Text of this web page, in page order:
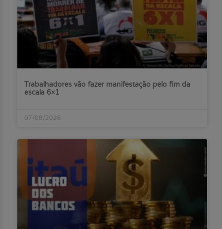
Trabalhadores vão fazer manifestação pelo fim da
escala 6×1
07/08/2026